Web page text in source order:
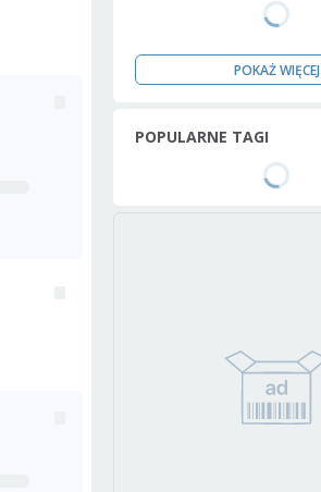
POKAŻ WIĘCEJ
POPULARNE TAGI